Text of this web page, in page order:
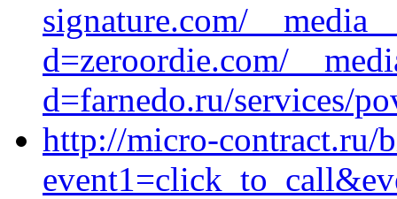
signature.com/
d=zeroordie.com/
d=farnedo.ru/services/
http://micro-contract.ru/